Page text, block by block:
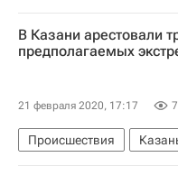
Луганская Народная
ЛНР
Ситуация в ДНР
В Казани арестовали
предполагаемых
21 февраля 2020, 17:17
Происшествия
Республика Татарстан